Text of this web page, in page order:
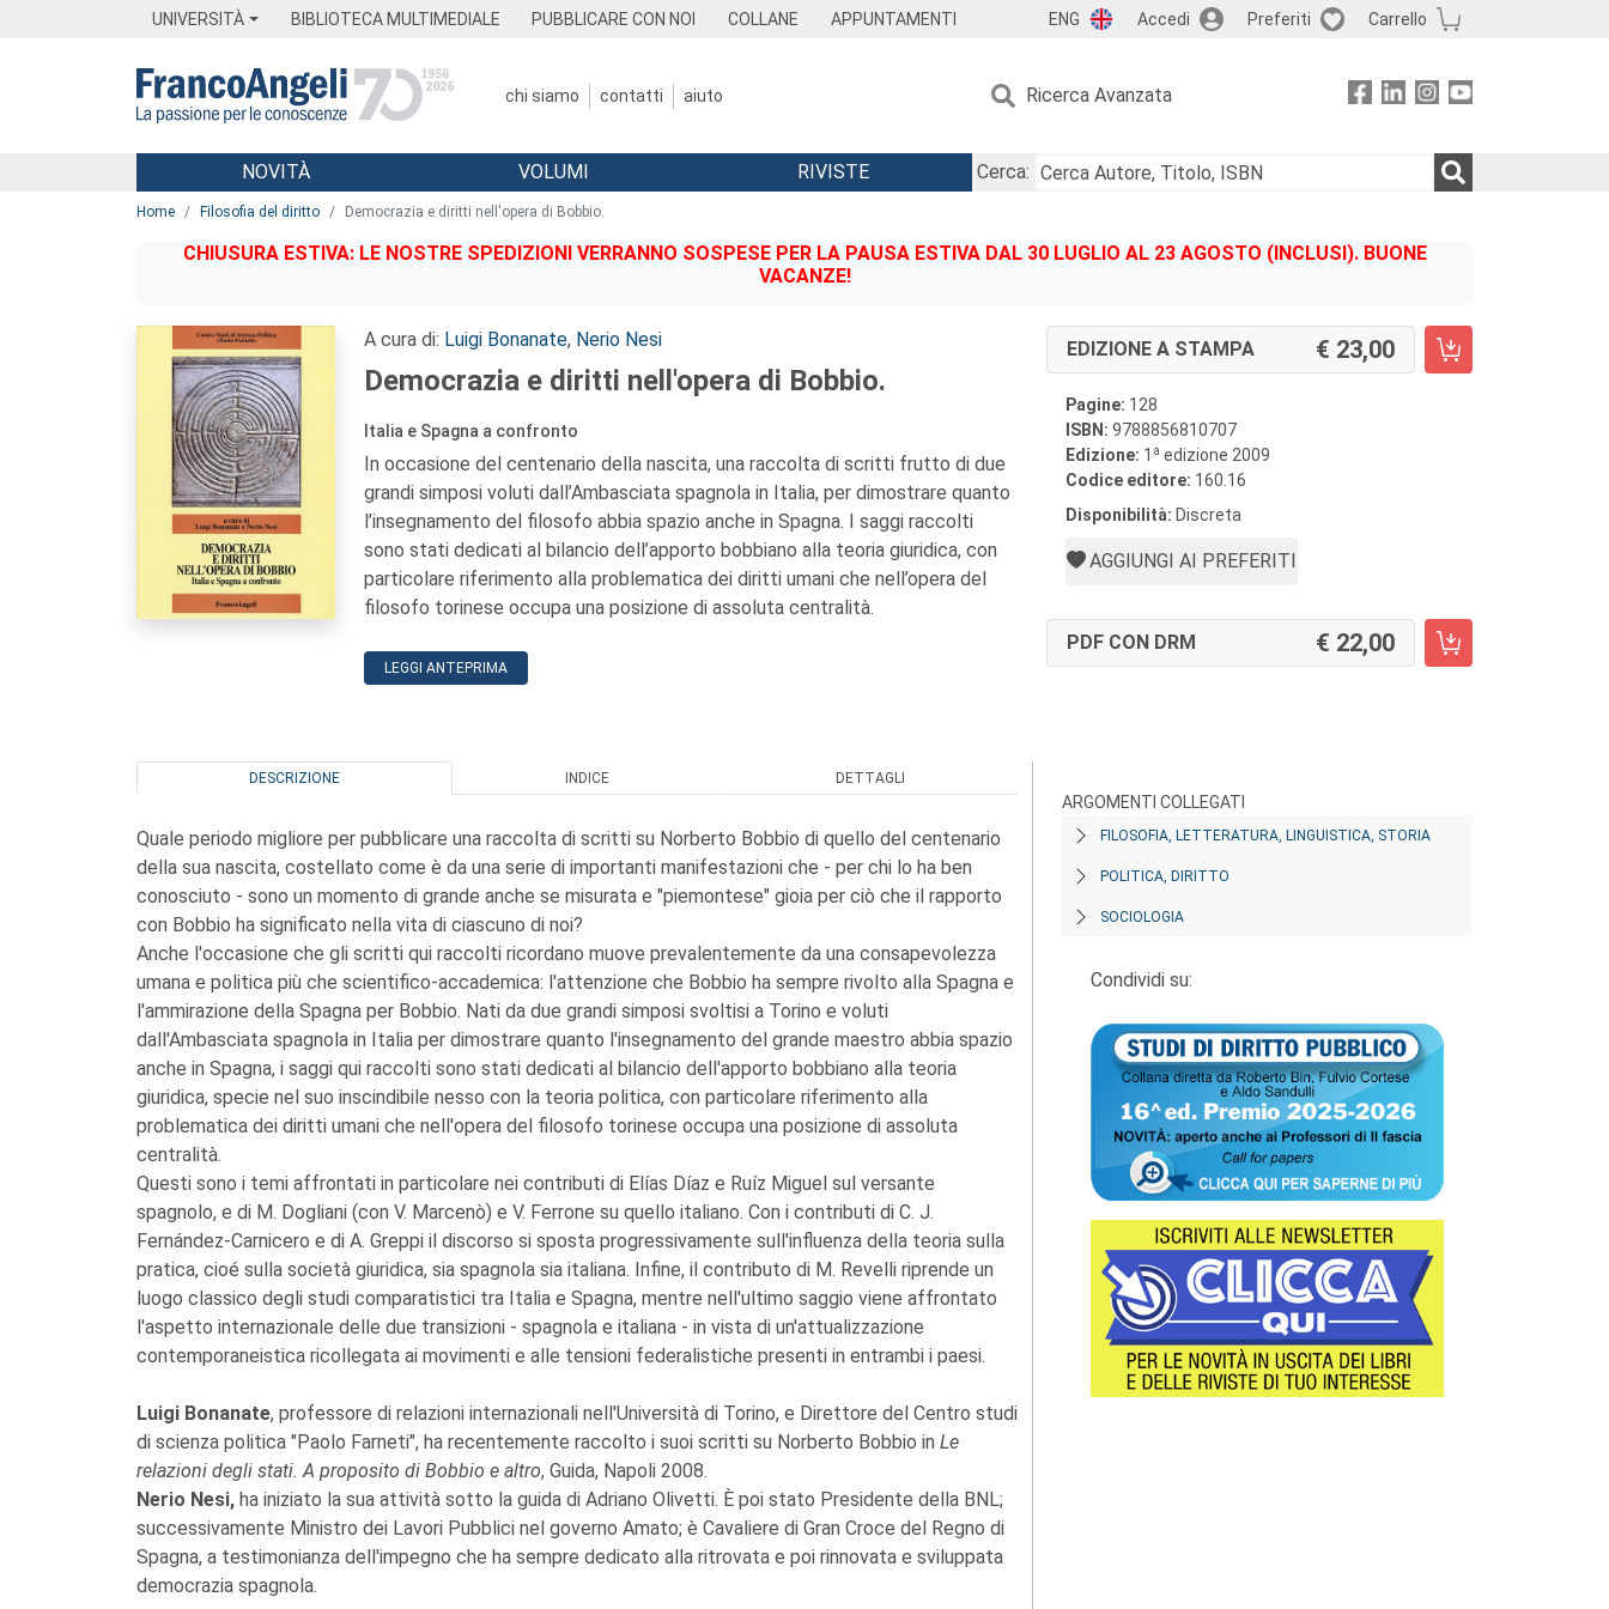
UNIVERSITÀ BIBLIOTECA MULTIMEDIALE PUBBLICARE CON NOI COLLANE APPUNTAMENTI ENG Accedi Preferiti Carrello
chi siamo contatti aiuto Ricerca Avanzata
Menu
NOVITÀ VOLUMI RIVISTE
Cerca:
Home Filosofia del diritto Democrazia e diritti nell'opera di Bobbio.
CHIUSURA ESTIVA: LE NOSTRE SPEDIZIONI VERRANNO SOSPESE PER LA PAUSA ESTIVA DAL 30 LUGLIO AL 23 AGOSTO (INCLUSI). BUONE
VACANZE!
A cura di: Luigi Bonanate, Nerio Nesi
Democrazia e diritti nell'opera di Bobbio.
Italia e Spagna a confronto
In occasione del centenario della nascita, una raccolta di scritti frutto di due
grandi simposi voluti dall’Ambasciata spagnola in Italia, per dimostrare quanto
l’insegnamento del filosofo abbia spazio anche in Spagna. I saggi raccolti
sono stati dedicati al bilancio dell’apporto bobbiano alla teoria giuridica, con
particolare riferimento alla problematica dei diritti umani che nell’opera del
filosofo torinese occupa una posizione di assoluta centralità.
LEGGI ANTEPRIMA
EDIZIONE A STAMPA 23,00
Pagine: 128
ISBN: 9788856810707
Edizione: 1 a edizione 2009
Codice editore: 160.16
Disponibilità: Discreta
AGGIUNGI AI PREFERITI
PDF CON DRM 22,00
DESCRIZIONE INDICE DETTAGLI
Quale periodo migliore per pubblicare una raccolta di scritti su Norberto Bobbio di quello del centenario
della sua nascita, costellato come è da una serie di importanti manifestazioni che - per chi lo ha ben
conosciuto - sono un momento di grande anche se misurata e "piemontese" gioia per ciò che il rapporto
con Bobbio ha significato nella vita di ciascuno di noi?
Anche l'occasione che gli scritti qui raccolti ricordano muove prevalentemente da una consapevolezza
umana e politica più che scientifico-accademica: l'attenzione che Bobbio ha sempre rivolto alla Spagna e
l'ammirazione della Spagna per Bobbio. Nati da due grandi simposi svoltisi a Torino e voluti
dall'Ambasciata spagnola in Italia per dimostrare quanto l'insegnamento del grande maestro abbia spazio
anche in Spagna, i saggi qui raccolti sono stati dedicati al bilancio dell'apporto bobbiano alla teoria
giuridica, specie nel suo inscindibile nesso con la teoria politica, con particolare riferimento alla
problematica dei diritti umani che nell'opera del filosofo torinese occupa una posizione di assoluta
centralità.
Questi sono i temi affrontati in particolare nei contributi di Elías Díaz e Ruíz Miguel sul versante
spagnolo, e di M. Dogliani (con V. Marcenò) e V. Ferrone su quello italiano. Con i contributi di C. J.
Fernández-Carnicero e di A. Greppi il discorso si sposta progressivamente sull'influenza della teoria sulla
pratica, cioé sulla società giuridica, sia spagnola sia italiana. Infine, il contributo di M. Revelli riprende un
luogo classico degli studi comparatistici tra Italia e Spagna, mentre nell'ultimo saggio viene affrontato
l'aspetto internazionale delle due transizioni - spagnola e italiana - in vista di un'attualizzazione
contemporaneistica ricollegata ai movimenti e alle tensioni federalistiche presenti in entrambi i paesi.
Luigi Bonanate, professore di relazioni internazionali nell'Università di Torino, e Direttore del Centro studi
di scienza politica "Paolo Farneti", ha recentemente raccolto i suoi scritti su Norberto Bobbio in Le
relazioni degli stati. A proposito di Bobbio e altro, Guida, Napoli 2008.
Nerio Nesi, ha iniziato la sua attività sotto la guida di Adriano Olivetti. È poi stato Presidente della BNL;
successivamente Ministro dei Lavori Pubblici nel governo Amato; è Cavaliere di Gran Croce del Regno di
Spagna, a testimonianza dell'impegno che ha sempre dedicato alla ritrovata e poi rinnovata e sviluppata
democrazia spagnola.
ARGOMENTI COLLEGATI
FILOSOFIA, LETTERATURA, LINGUISTICA, STORIA
POLITICA, DIRITTO
SOCIOLOGIA
Condividi su: